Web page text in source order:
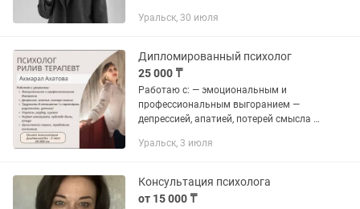
профессиональная подготовка: •
поведенческая...
Уральск, 30 июля
Дипломированный психолог
25 000 ₸
Работаю с: — эмоциональным и
профессиональным выгоранием —
депрессией, апатией, потерей смысла —
трудностями в отношениях (с
низкой...
Уральск, 3 июля
Консультация психолога
от 15 000 ₸